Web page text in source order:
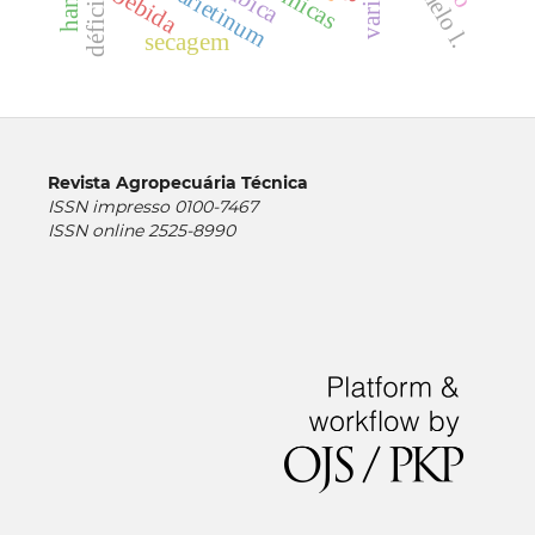
secagem
Revista Agropecuária Técnica
ISSN impresso 0100-7467
ISSN online 2525-8990